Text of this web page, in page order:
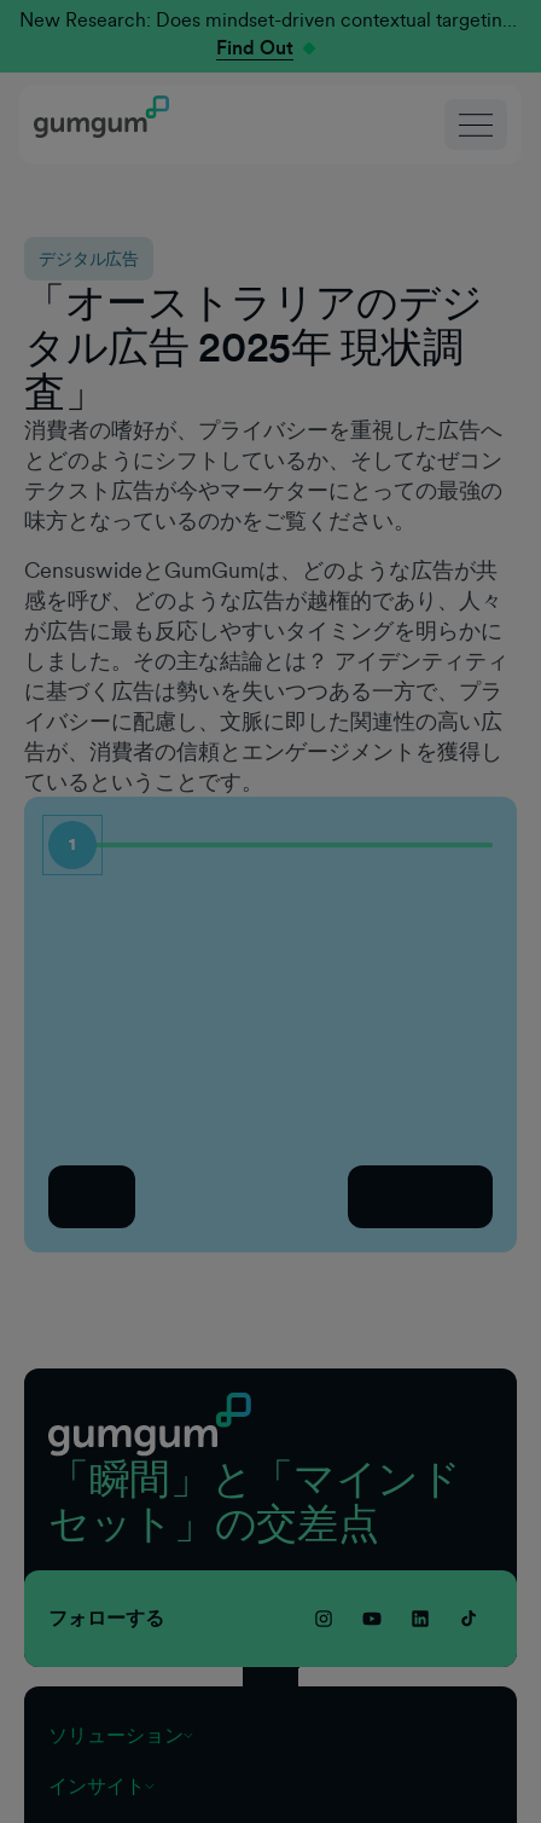
New Research: Does mindset-driven contextual targeting outperform traditional?
Find Out
デジタル広告
「オーストラリアのデジ
タル広告 2025年 現状調
査」
消費者の嗜好が、プライバシーを重視した広告へ
とどのようにシフトしているか、そしてなぜコン
テクスト広告が今やマーケターにとっての最強の
味方となっているのかをご覧ください。
CensuswideとGumGumは、どのような広告が共
感を呼び、どのような広告が越権的であり、人々
が広告に最も反応しやすいタイミングを明らかに
しました。その主な結論とは？ アイデンティティ
に基づく広告は勢いを失いつつある一方で、プラ
イバシーに配慮し、文脈に即した関連性の高い広
告が、消費者の信頼とエンゲージメントを獲得し
ているということです。
1
国
「瞬間」と「マインド
セット」の交差点
フォローする
ソリューション
インサイト